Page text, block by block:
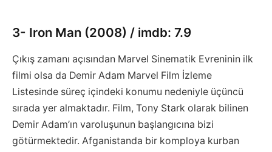
3- Iron Man (2008) / imdb: 7.9
Çıkış zamanı açısından Marvel Sinematik Evreninin ilk
filmi olsa da Demir Adam Marvel Film İzleme
Listesinde süreç içindeki konumu nedeniyle üçüncü
sırada yer almaktadır. Film, Tony Stark olarak bilinen
Demir Adam’ın varoluşunun başlangıcına bizi
götürmektedir. Afganistanda bir komploya kurban